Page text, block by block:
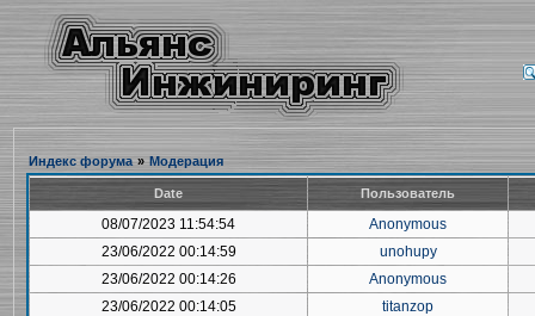
Индекс форума » Модерация
Date Пользователь
08/07/2023 11:54:54
Anonymous
23/06/2022 00:14:59
unohupy
23/06/2022 00:14:26
Anonymous
23/06/2022 00:14:05
titanzop